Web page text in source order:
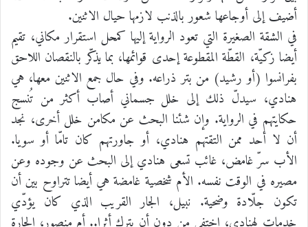
أضيف إلى أوجاعها شعور بالذنب لازمها حيال الاثنين.
في الشقة الصغيرة التي تعود الرواية إليها كمحل استقرار مكاني، تقيم
أيضا زكيّة، القطّة المقطوعة إحدى قوائمها، بما يذكّر بالنقصان اللاحق
بفرانسوا (أو رشيد) من بتر ذراعه. وفي حال جمع الاثنين معها، هي
هنادي، سيدلّ ذلك إلى خلل جسماني أصاب أكثر من تُنسج
حكايتهم في الرواية. وإن شئنا البحث عن مكامن خلل أخرى، نجد
أن لا أحد ممن التقتهم هنادي، أو جاورتهم كان تامّا أو سويا.
الأب سرّ غامض، غائب تسعى هنادي إلى البحث عن وجوده وعن
مصيره في الوقت نفسه. الأم شخصية غامضة هي أيضا تتراوح بين أن
تكون جلّادة وضحية. نبيل، الجار القريب الذي كان يؤدّي